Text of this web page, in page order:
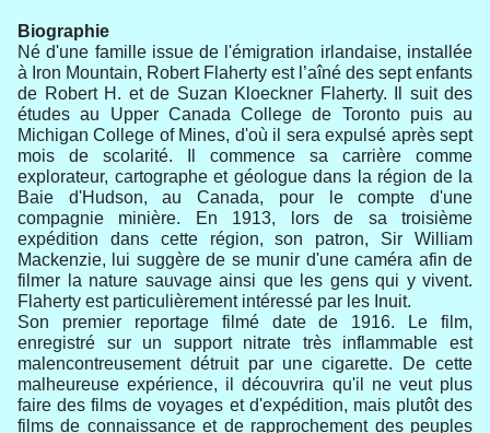
Biographie
Né d'une famille issue de l'émigration irlandaise, installée
à Iron Mountain, Robert Flaherty est l’aîné des sept enfants
de Robert H. et de Suzan Kloeckner Flaherty. Il suit des
études au Upper Canada College de Toronto puis au
Michigan College of Mines, d'où il sera expulsé après sept
mois de scolarité. Il commence sa carrière comme
explorateur, cartographe et géologue dans la région de la
Baie d'Hudson, au Canada, pour le compte d'une
compagnie minière. En 1913, lors de sa troisième
expédition dans cette région, son patron, Sir William
Mackenzie, lui suggère de se munir d'une caméra afin de
filmer la nature sauvage ainsi que les gens qui y vivent.
Flaherty est particulièrement intéressé par les Inuit.
Son premier reportage filmé date de 1916. Le film,
enregistré sur un support nitrate très inflammable est
malencontreusement détruit par une cigarette. De cette
malheureuse expérience, il découvrira qu'il ne veut plus
faire des films de voyages et d'expédition, mais plutôt des
films de connaissance et de rapprochement des peuples